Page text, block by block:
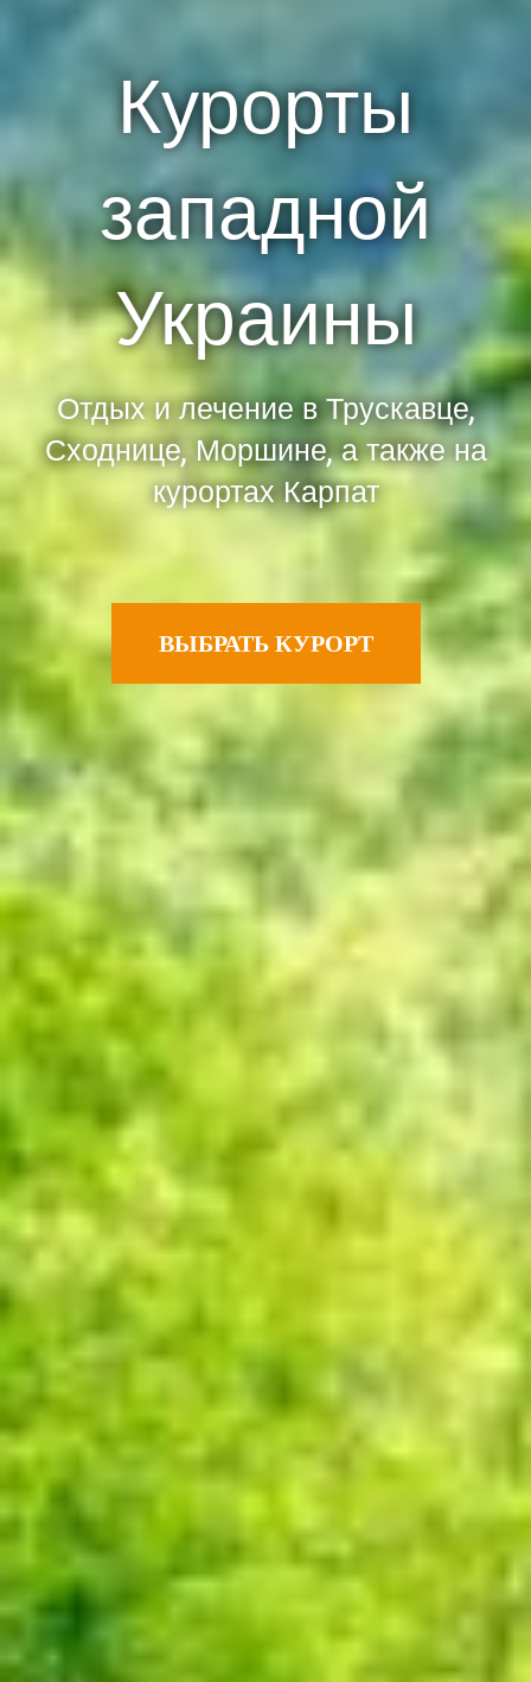
Курорты
западной
Украины
Отдых и лечение в Трускавце,
Сходнице, Моршине, а также на
курортах Карпат
ВЫБРАТЬ КУРОРТ